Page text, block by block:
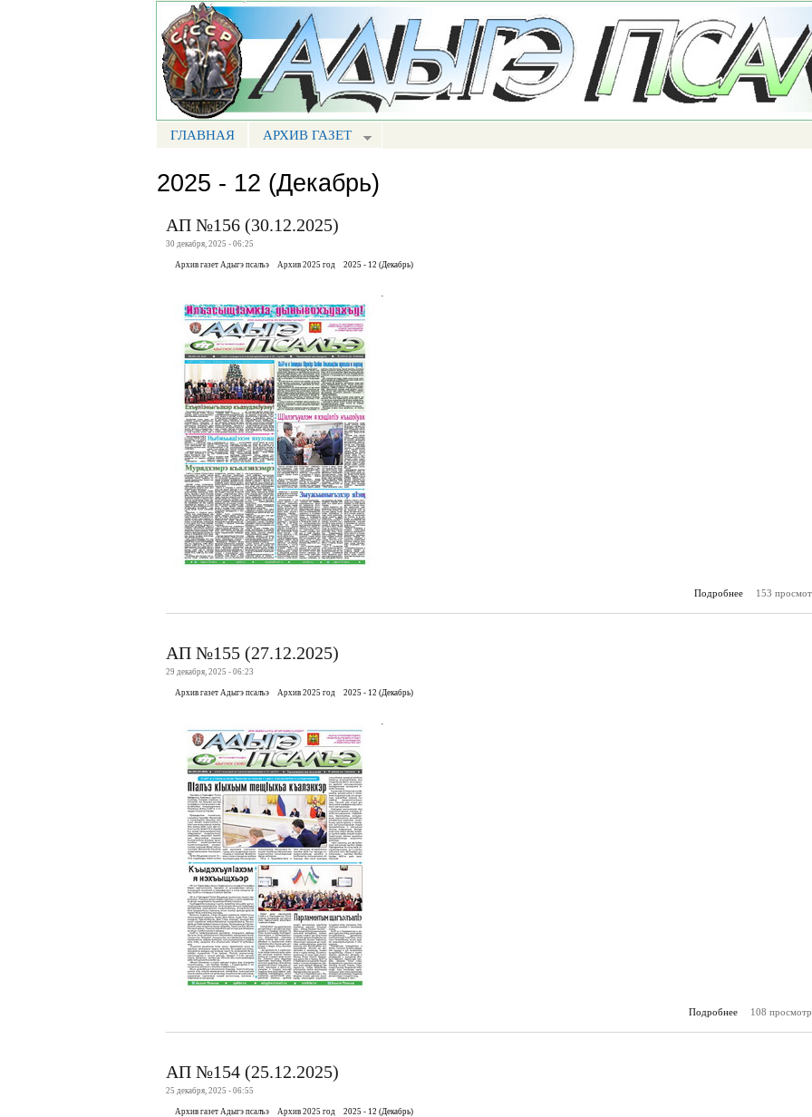
основному
содержанию
Портал СМИ КБР
МЕНЮ АП
ГЛАВНАЯ АРХИВ ГАЗЕТ
2025 - 12 (Декабрь)
АП №156 (30.12.2025)
30 декабря, 2025 - 06:25
Архив газет Адыгэ псалъэ Архив 2025 год 2025 - 12 (Декабрь)
Подробнее
о
153
АП №155 (27.12.2025)
29 декабря, 2025 - 06:23
Архив газет Адыгэ псалъэ Архив 2025 год 2025 - 12 (Декабрь)
Подробнее
о
108
АП №154 (25.12.2025)
25 декабря, 2025 - 06:55
Архив газет Адыгэ псалъэ Архив 2025 год 2025 - 12 (Декабрь)